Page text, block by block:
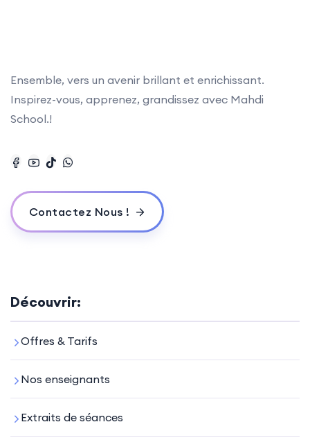
Ensemble, vers un avenir brillant et enrichissant.
Inspirez-vous, apprenez, grandissez avec Mahdi
School.!
Contactez Nous !
Découvrir:
Offres & Tarifs
Nos enseignants
Extraits de séances